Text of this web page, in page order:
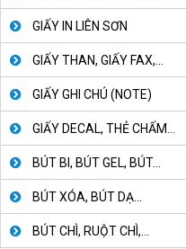
GIẤY IN LIÊN SƠN
GIẤY THAN, GIẤY FAX,...
GIẤY GHI CHÚ (NOTE)
GIẤY DECAL, THẺ CHẤM...
BÚT BI, BÚT GEL, BÚT...
BÚT XÓA, BÚT DẠ...
BÚT CHÌ, RUỘT CHÌ,...